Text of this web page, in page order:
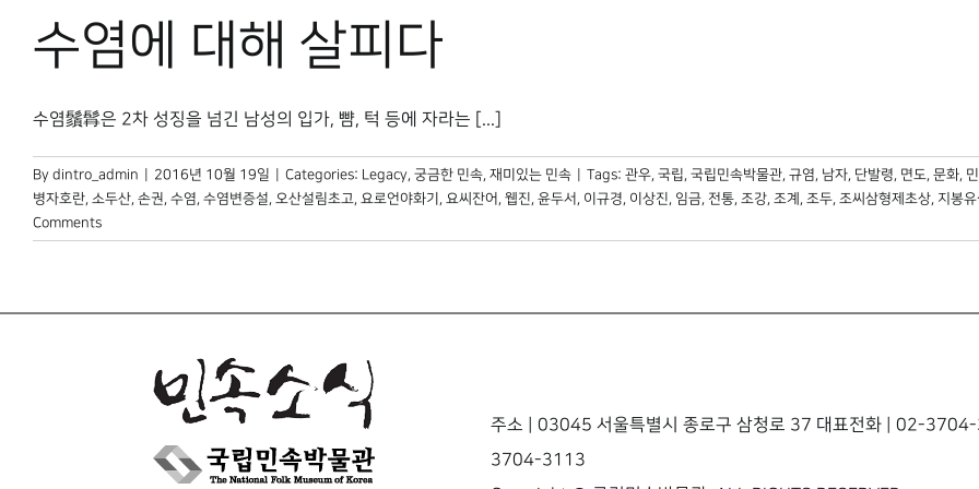
수염에 대해 살피다
수염鬚髥은 2차 성징을 넘긴 남성의 입가, 뺨, 턱 등에 자라는 [...]
By dintro_admin 2016년 10월 19일 Categories: Legacy, 궁금한 민속, 재미있는 민속 Tags: 관우, 국립, 국립민속박물관, 규염, 남자, 단발령, 면도, 문화,
병자호란, 소두산, 손권, 수염, 수염변증설, 오산설림초고, 요로언야화기 , 요씨잔어 , 웹진, 윤두서 , 이규경, 이상진, 임금, 전통, 조강, 조계 , 조두, 조씨삼형제초상, 지봉
Comments
주소 | 03045 서울특별시 종로구 삼청로 37 대표전화 | 02-
3704-3113